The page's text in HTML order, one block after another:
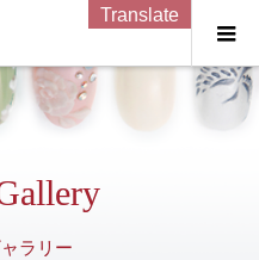
ラリー
Translate